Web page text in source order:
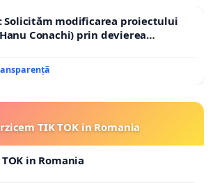
Solicităm modificarea proiectului
Conachi) prin devierea
localităților!
TIK TOK in Romania
in Romania